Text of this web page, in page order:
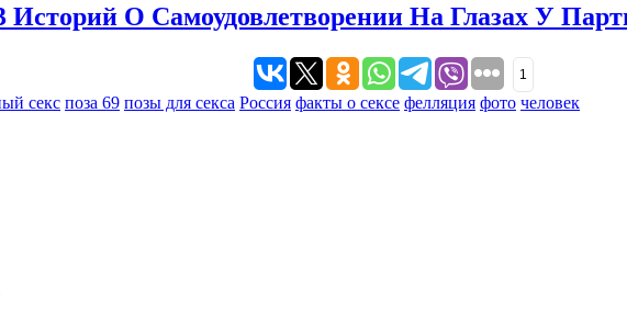
Историй О Самоудовлетворении На Глазах У
1
секс поза 69 позы для секса Россия факты о сексе фелляция фото человек